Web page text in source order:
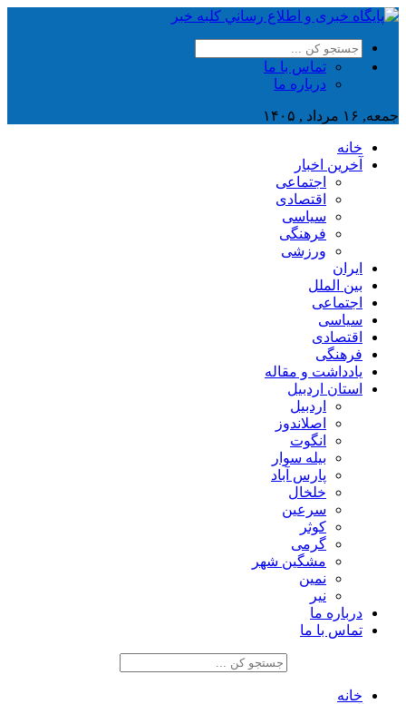
تماس با ما
درباره ما
جمعه, ۱۶ مرداد , ۱۴۰۵
خانه
آخرین اخبار
اجتماعی
اقتصادی
سیاسی
فرهنگی
ورزشی
ایران
بین الملل
اجتماعی
سیاسی
اقتصادی
فرهنگی
یادداشت و مقاله
استان اردبیل
اردبیل
اصلاندوز
انگوت
بیله سوار
پارس آباد
خلخال
سرعین
کوثر
گرمی
مشگین شهر
نمین
نیر
درباره ما
تماس با ما
خانه